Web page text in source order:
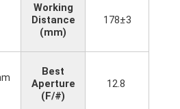
Working
Distance
(mm)
178±3
Best
Aperture
(F/#)
12.8